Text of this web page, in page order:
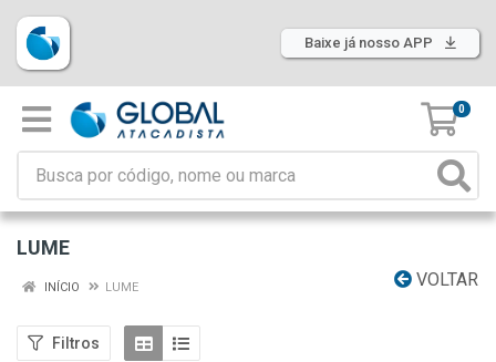
Baixe já nosso APP
0
LUME
VOLTAR
INÍCIO LUME
Filtros